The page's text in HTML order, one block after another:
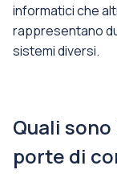
informatici che
rappresentano
sistemi diversi.
Quali
porte di